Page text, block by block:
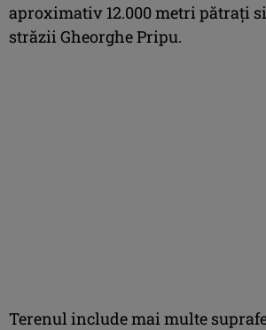
aproximativ 12.000 metri pătraţi
străzii Gheorghe Pripu.
Terenul include mai multe